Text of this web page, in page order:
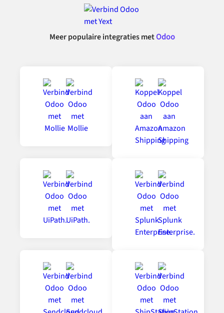
Meer populaire integraties metOdoo